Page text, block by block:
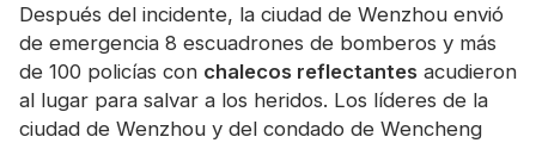
Catalogar
Vídeo
Contacto
Después del incidente, la ciudad de Wenzhou envió
de emergencia 8 escuadrones de bomberos y más
de 100 policías con chalecos reflectantes acudieron
al lugar para salvar a los heridos. Los líderes de la
ciudad de Wenzhou y del condado de Wencheng